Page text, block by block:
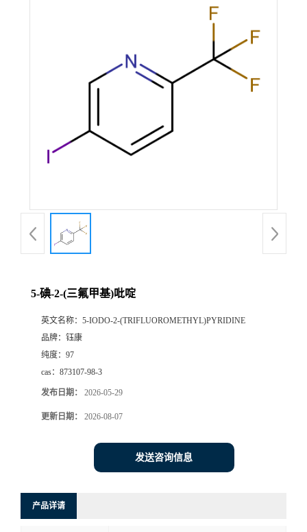
5-碘-2-(三氟甲基)吡啶
英文名称： 5-IODO-2-(TRIFLUOROMETHYL)PYRIDINE
品牌： 钰康
纯度： 97
cas： 873107-98-3
发布日期： 2026-05-29
更新日期： 2026-08-07
发送咨询信息
产品详请